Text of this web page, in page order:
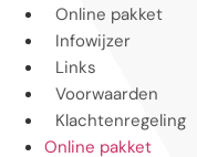
naar
inhoud
Online pakket
Infowijzer
Links
Voorwaarden
Klachtenregeling
Online pakket